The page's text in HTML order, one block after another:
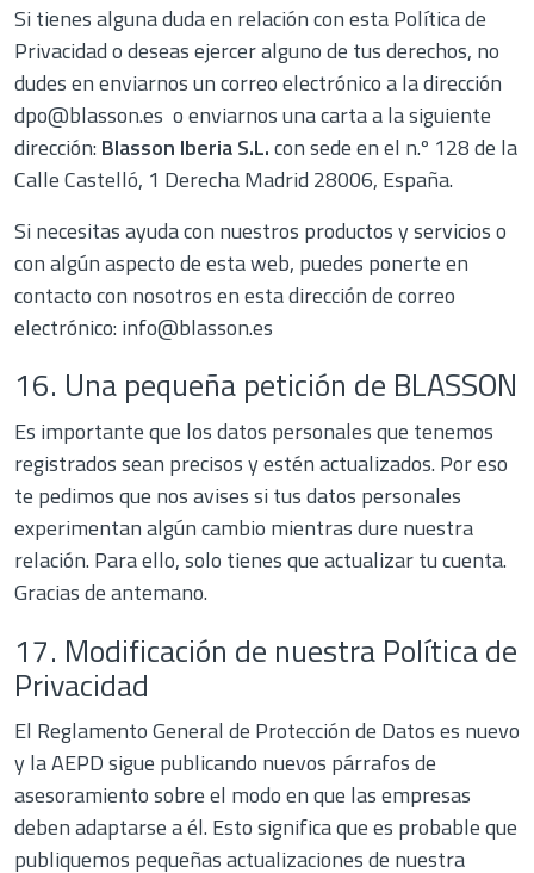
Si tienes alguna duda en relación con esta Política de
Privacidad o deseas ejercer alguno de tus derechos, no
dudes en enviarnos un correo electrónico a la dirección
dpo@blasson.es o enviarnos una carta a la siguiente
dirección: Blasson Iberia S.L.consede en el n.º 128 de la
Calle Castelló, 1 Derecha Madrid 28006, España.
Si necesitas ayuda con nuestros productos y servicios o
con algún aspecto de esta web, puedes ponerte en
contacto con nosotros en esta dirección de correo
electrónico: info@blasson.es
16. Una pequeña petición de BLASSON
Es importante que los datos personales que tenemos
registrados sean precisos y estén actualizados. Por eso
te pedimos que nos avises si tus datos personales
experimentan algún cambio mientras dure nuestra
relación. Para ello, solo tienes que actualizar tu cuenta.
Gracias de antemano.
17. Modificación de nuestra Política de
Privacidad
El Reglamento General de Protección de Datos es nuevo
y la AEPD sigue publicando nuevos párrafos de
asesoramiento sobre el modo en que las empresas
deben adaptarse a él. Esto significa que es probable que
publiquemos pequeñas actualizaciones de nuestra